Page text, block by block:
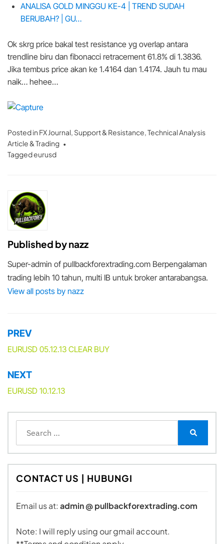
ANALISA GOLD MINGGU KE-4 | TREND SUDAH
BERUBAH? | GU…
Ok skrg price bakal test resistance yg overlap antara
trendline biru dan fibonacci retracement 61.8% di 1.3836.
Jika tembus price akan ke 1.4164 dan 1.4174. Jauh tu mau
naik… hehee…
Posted in FX Journal Support & Resistance Technical Analysis
Article & Trading
Taggedeurusd
Published bynazz
Super-admin of pullbackforextrading.com Berpengalaman
trading lebih 10 tahun, multi IB untuk broker antarabangsa.
View all posts by nazz
Post
navigation
PREV
EURUSD 05.12.13 CLEAR BUY
NEXT
EURUSD 10.12.13
for:
CONTACT US | HUBUNGI
Email us at: admin @ pullbackforextrading.com
Note: I will reply using our gmail account.